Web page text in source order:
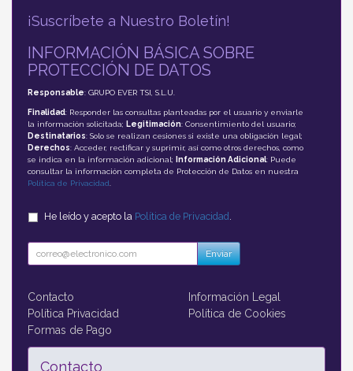
¡Suscríbete a Nuestro Boletín!
INFORMACIÓN BÁSICA SOBRE
PROTECCIÓN DE DATOS
Responsable: GRUPO EVER TSI, S.L.U.
Finalidad: Responder las consultas planteadas por el usuario y enviarle
la información solicitada; Legitimación: Consentimiento del usuario;
Destinatarios: Solo se realizan cesiones si existe una obligación legal;
Derechos: Acceder, rectificar y suprimir, así como otros derechos, como
se indica en la información adicional;
Información Adicional: Puede
consultar la información completa de Protección de Datos en nuestra
Política de Privacidad.
He leído y acepto la Política de Privacidad .
Enviar
Contacto
Información Legal
Política Privacidad
Política de Cookies
Formas de Pago
Contacto